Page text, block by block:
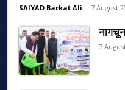
SAIYAD Barkat Ali - 7 August
नागचून
7